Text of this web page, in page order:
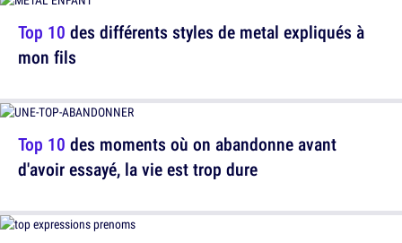
Top 10 des moments où on abandonne avant
d'avoir essayé, la vie est trop dure
Top 10 des différents styles de metal expliqués à
mon fils